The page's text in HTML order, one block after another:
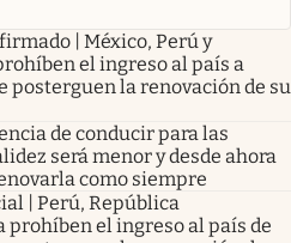
| México, Perú y
el ingreso al país a
posterguen la renovación de su
de conducir para las
será menor y desde ahora
como siempre
| Perú, República
prohíben el ingreso al país de